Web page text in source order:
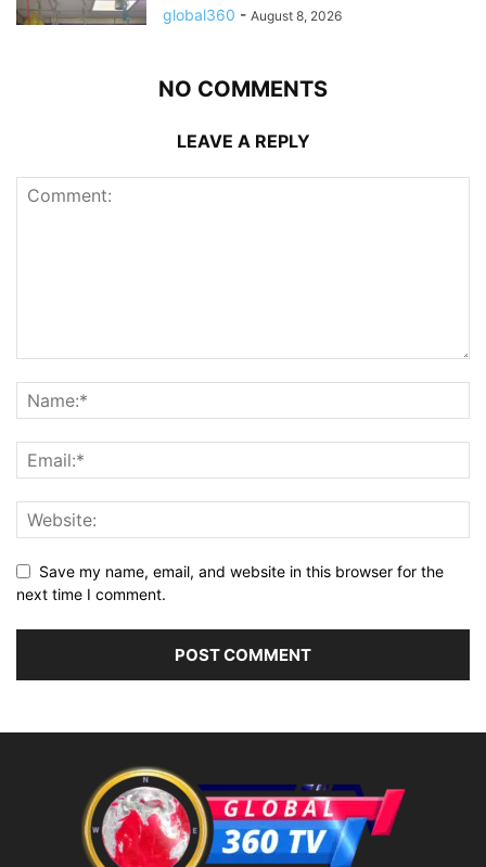
global360 - August 8, 2026
NO COMMENTS
LEAVE A REPLY
Save my name, email, and website in this browser for the
next time I comment.